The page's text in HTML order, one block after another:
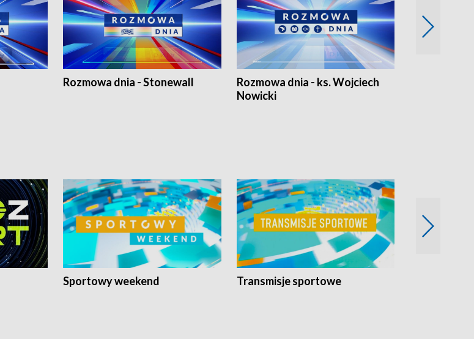
Rozmowa dnia - Stonewall
Rozmowa dnia - ks. Wojciech
Nowicki
Sportowy weekend Transmisje sportowe